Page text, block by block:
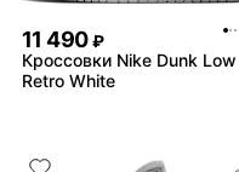
11 490 ₽
Кроссовки Nike Dunk Low
Retro White